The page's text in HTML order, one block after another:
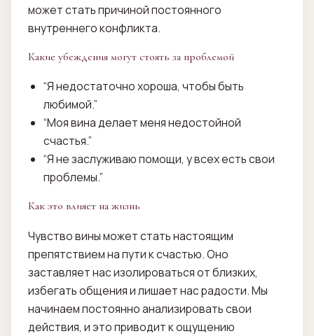
может стать причиной постоянного
внутреннего конфликта.
Какие убеждения могут стоять за проблемой
“Я недостаточно хороша, чтобы быть
любимой.”
“Моя вина делает меня недостойной
счастья.”
“Я не заслуживаю помощи, у всех есть свои
проблемы.”
Как это влияет на жизнь
Чувство вины может стать настоящим
препятствием на пути к счастью. Оно
заставляет нас изолироваться от близких,
избегать общения и лишает нас радости. Мы
начинаем постоянно анализировать свои
действия, и это приводит к ощущению